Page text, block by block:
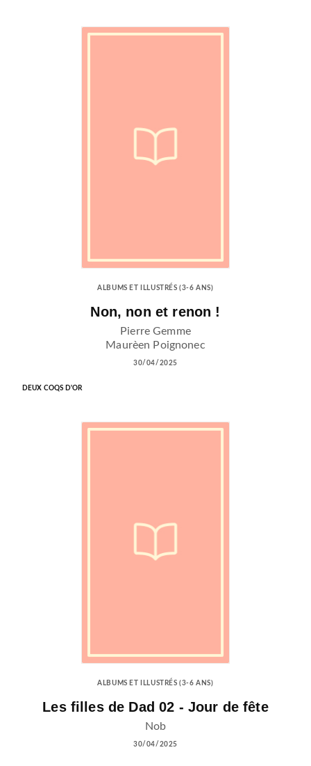
ALBUMS ET ILLUSTRÉS (3-6 ANS)
Non, non et renon !
Pierre Gemme
Maurèen Poignonec
30/04/2025
DEUX COQS D'OR
ALBUMS ET ILLUSTRÉS (3-6 ANS)
Les filles de Dad 02 - Jour de fête
Nob
30/04/2025